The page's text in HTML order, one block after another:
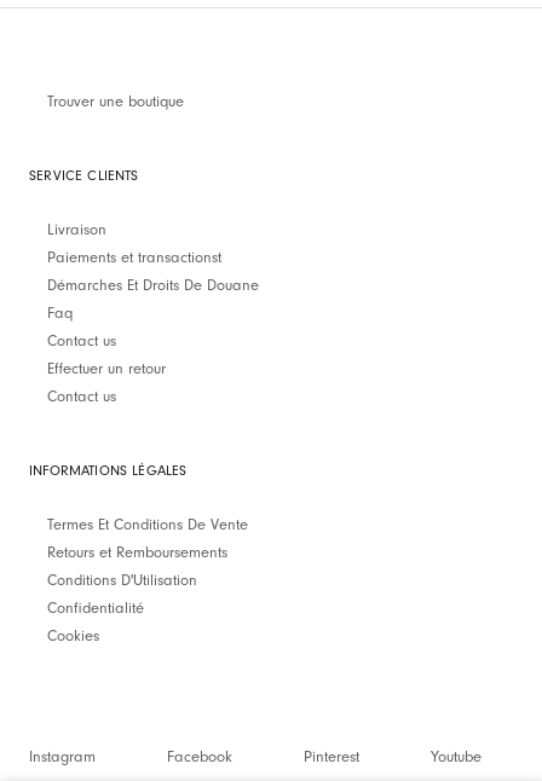
Trouver une boutique
SERVICE CLIENTS
Livraison
Paiements et transactionst
Démarches Et Droits De Douane
Faq
Contact us
Effectuer un retour
Contact us
INFORMATIONS LÉGALES
Termes Et Conditions De Vente
Retours et Remboursements
Conditions D'Utilisation
Confidentialité
Cookies
Instagram Facebook Pinterest Youtube